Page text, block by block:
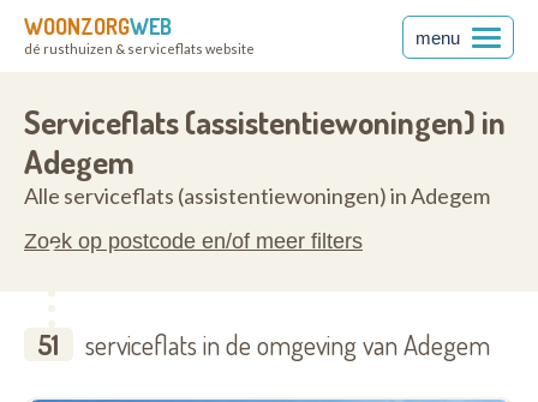
WOONZORGWEB
dé rusthuizen & serviceflats website
menu
Serviceflats (assistentiewoningen) in
Adegem
Alle serviceflats (assistentiewoningen) in Adegem
Zoek op postcode en/of meer filters
51 serviceflats in de omgeving van Adegem